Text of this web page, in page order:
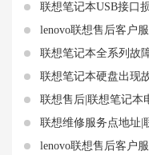
联想笔记本USB接口
lenovo联想售后客户服务中心|联想
联想笔记本全系列故
联想笔记本硬盘出现
联想售后|联想笔记本电
联想维修服务点地址|
lenovo联想售后客户服务